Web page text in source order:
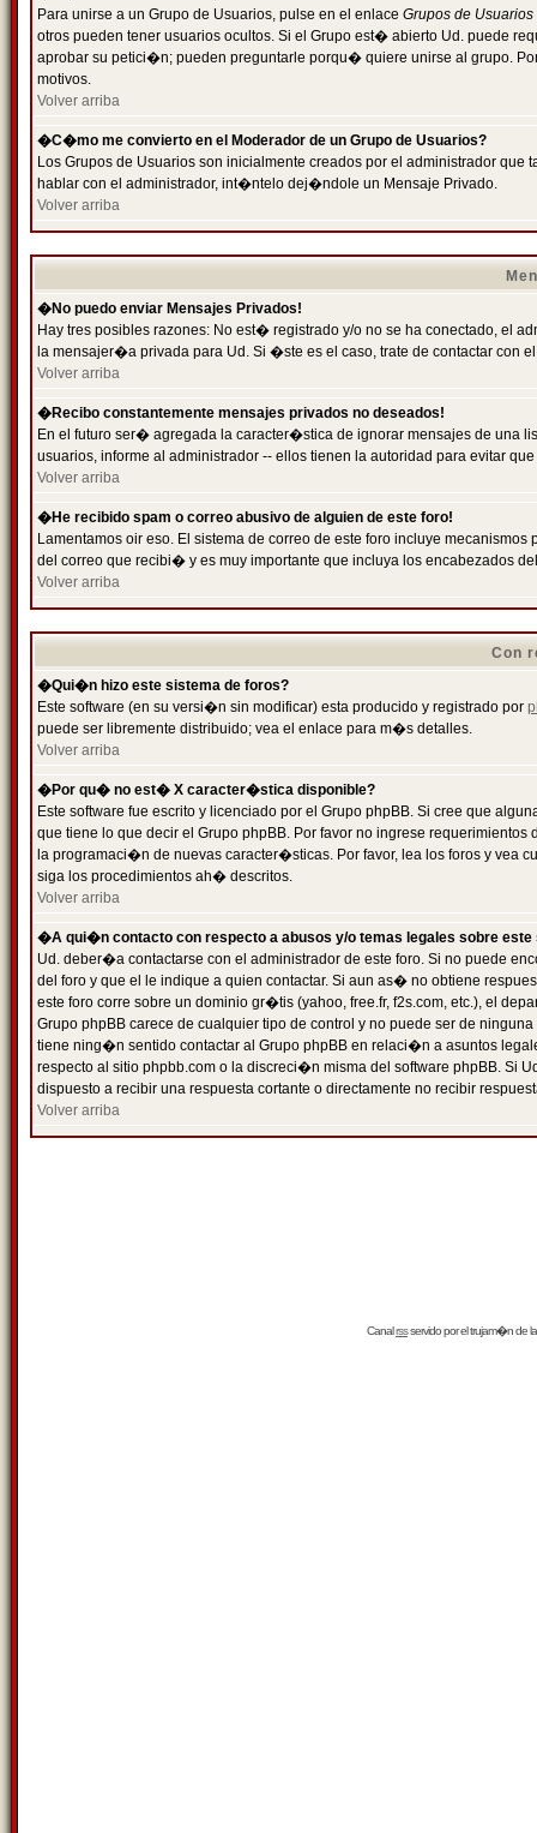
Para unirse a un Grupo de Usuarios, pulse en el enlace Grupos de Usuarios
otros pueden tener usuarios ocultos. Si el Grupo est� abierto Ud. puede
aprobar su petici�n; pueden preguntarle porqu� quiere unirse al grupo.
motivos.
Volver arriba
�C�mo me convierto en el Moderador de un Grupo de Usuarios?
Los Grupos de Usuarios son inicialmente creados por el administrador
hablar con el administrador, int�ntelo dej�ndole un Mensaje Privado.
Volver arriba
�No puedo enviar Mensajes Privados!
Hay tres posibles razones: No est� registrado y/o no se ha conectado, el
la mensajer�a privada para Ud. Si �ste es el caso, trate de contactar con
Volver arriba
�Recibo constantemente mensajes privados no deseados!
En el futuro ser� agregada la caracter�stica de ignorar mensajes de una
usuarios, informe al administrador -- ellos tienen la autoridad para evitar
Volver arriba
�He recibido spam o correo abusivo de alguien de este foro!
Lamentamos oir eso. El sistema de correo de este foro incluye
del correo que recibi� y es muy importante que incluya los encabezados
Volver arriba
Con
�Qui�n hizo este sistema de foros?
Este software (en su versi�n sin modificar) esta producido y registrado por
puede ser libremente distribuido; vea el enlace para m�s detalles.
Volver arriba
�Por qu� no est� X caracter�stica disponible?
Este software fue escrito y licenciado por el Grupo phpBB. Si cree que
que tiene lo que decir el Grupo phpBB. Por favor no ingrese
la programaci�n de nuevas caracter�sticas. Por favor, lea los foros y vea
siga los procedimientos ah� descritos.
Volver arriba
�A qui�n contacto con respecto a abusos y/o temas legales sobre este
Ud. deber�a contactarse con el administrador de este foro. Si no puede
del foro y que el le indique a quien contactar. Si aun as� no obtiene
este foro corre sobre un dominio gr�tis (yahoo, free.fr, f2s.com, etc.), el
Grupo phpBB carece de cualquier tipo de control y no puede ser de
tiene ning�n sentido contactar al Grupo phpBB en relaci�n a asuntos
respecto al sitio phpbb.com o la discreci�n misma del software phpBB. Si
dispuesto a recibir una respuesta cortante o directamente no recibir
Volver arriba
Canalrssservido por eltrujam�nde